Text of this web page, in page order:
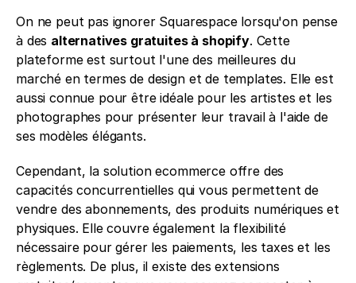
On ne peut pas ignorer Squarespace lorsqu'on pense
à des alternatives gratuites à shopify. Cette
plateforme est surtout l'une des meilleures du
marché en termes de design et de templates. Elle est
aussi connue pour être idéale pour les artistes et les
photographes pour présenter leur travail à l'aide de
ses modèles élégants.
Cependant, la solution ecommerce offre des
capacités concurrentielles qui vous permettent de
vendre des abonnements, des produits numériques et
physiques. Elle couvre également la flexibilité
nécessaire pour gérer les paiements, les taxes et les
règlements. De plus, il existe des extensions